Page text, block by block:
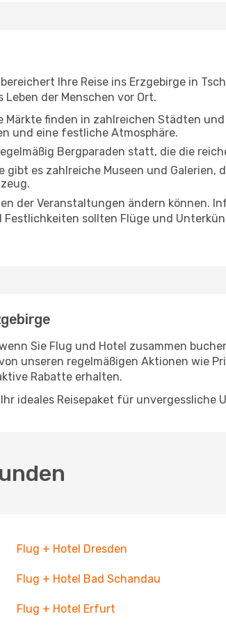
Ihre Reise ins Erzgebirge in
der Menschen vor Ort.
Märkte finden in zahlreichen Städten
und eine festliche Atmosphäre.
Bergparaden statt, die die
gibt es zahlreiche Museen und
der Veranstaltungen ändern können.
Festlichkeiten sollten Flüge und
Sie Flug und Hotel zusammen
unseren regelmäßigen Aktionen wie
Rabatte erhalten.
ideales Reisepaket für unvergessliche
Flug + Hotel Dresden
Flug + Hotel Bad Schandau
Flug + Hotel Erfurt